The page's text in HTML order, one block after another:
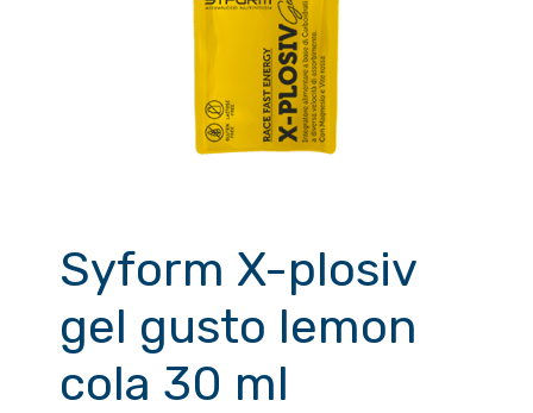
Syform X-plosiv
gel gusto lemon
cola 30 ml